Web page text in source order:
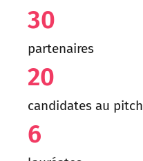
partenaires
30
candidates au pitch
20
6